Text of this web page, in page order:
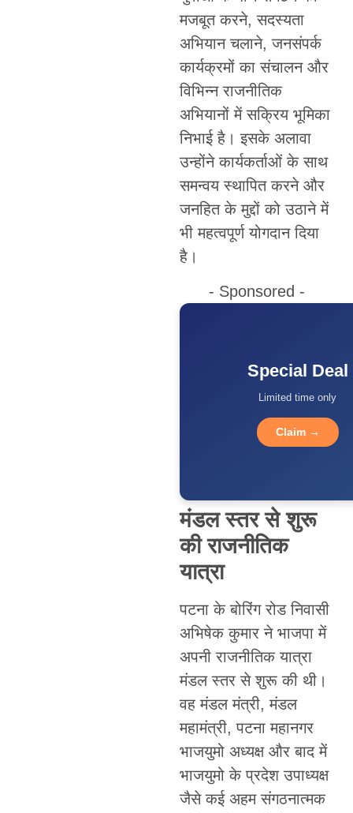
मजबूत करने, सदस्यता
अभियान चलाने, जनसंपर्क
कार्यक्रमों का संचालन और
विभिन्न राजनीतिक
अभियानों में सक्रिय भूमिका
निभाई है। इसके अलावा
उन्होंने कार्यकर्ताओं के साथ
समन्वय स्थापित करने और
जनहित के मुद्दों को उठाने में
भी महत्वपूर्ण योगदान दिया
है।
- Sponsored -
Special Deal
Limited time only
Claim →
मंडल स्तर से शुरू
की राजनीतिक
यात्रा
पटना के बोरिंग रोड निवासी
अभिषेक कुमार ने भाजपा में
अपनी राजनीतिक यात्रा
मंडल स्तर से शुरू की थी।
वह मंडल मंत्री, मंडल
महामंत्री, पटना महानगर
भाजयुमो अध्यक्ष और बाद में
भाजयुमो के प्रदेश उपाध्यक्ष
जैसे कई अहम संगठनात्मक